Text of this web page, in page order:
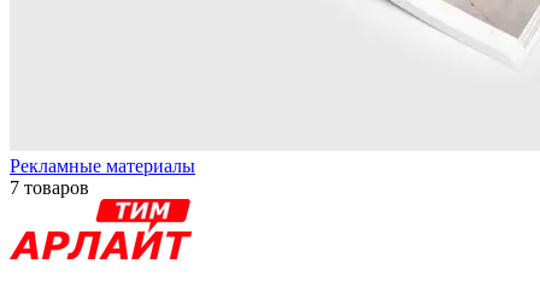
Рекламные материалы
7 товаров